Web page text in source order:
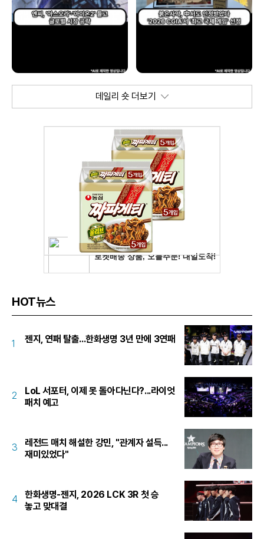
데일리 숏 더보기
HOT뉴스
1 젠지, 연패 탈출...한화생명 3년 만에 3연패
2
LoL 서포터, 이제 못 돌아다닌다?...라이엇
패치 예고
3
레전드 매치 해설한 강민, "관계자 설득...
재미있었다"
4
한화생명-젠지, 2026 LCK 3R 첫 승
놓고 맞대결